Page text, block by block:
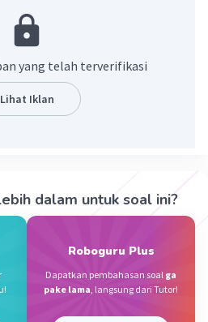
secara lebih lengkap alat
terdiri dari beberapa organ
paru-paru, dan
saccus pneumaticus
) Balas
trakea, bronkus, paru-paru, dan
yang telah terverifikasi
Lihat Iklan
dalam untuk soal ini?
Roboguru Plus
Dapatkan pembahasan soal ga
pake lama, langsung dari Tutor!